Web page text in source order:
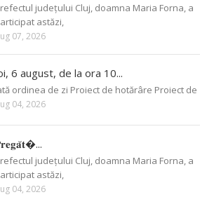
județului Cluj, doamna Maria Forna, a
astăzi,
07, 2026
6 august, de la ora 10...
ordinea de zi Proiect de hotărâre Proiect de
04, 2026
județului Cluj, doamna Maria Forna, a
astăzi,
04, 2026